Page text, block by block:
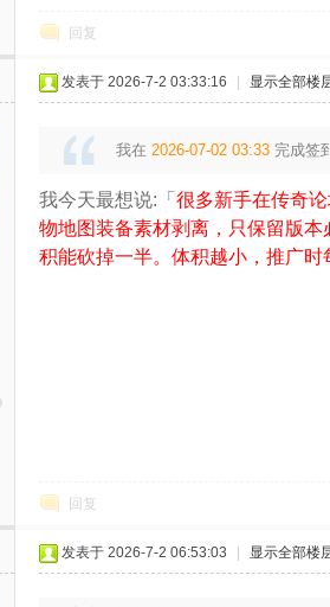
回复
发表于 2026-7-2 03:33:16 显示全部楼
我在 2026-07-02 03:33完成签
我今天最想说:「 很多新手在传奇
物地图装备素材剥离，只保留版
积能砍掉一半。体积越小，推广
回复
发表于 2026-7-2 06:53:03 显示全部楼